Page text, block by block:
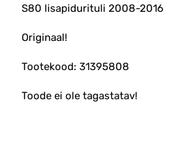
S80 lisapidurituli 2008-2016
Originaal!
Tootekood: 31395808
Toode ei ole tagastatav!